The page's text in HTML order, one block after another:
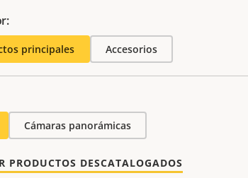
principales Accesorios
Cámaras panorámicas
PRODUCTOS DESCATALOGADOS